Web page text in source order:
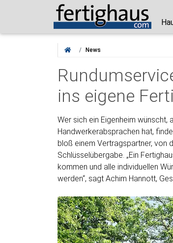
News
ins eigene
Wer sich ein Eigenheim wünscht,
Handwerkerabsprachen hat,
bloß einem Vertragspartner, von
Schlüsselübergabe. „Ein
kommen und alle individuellen
werden“, sagt Achim Hannott,